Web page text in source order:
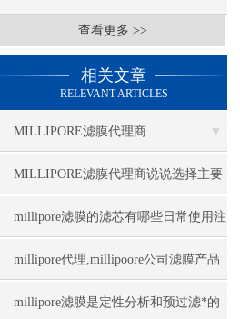
查看更多 >>
相关文章
RELEVANT ARTICLES
MILLIPORE滤膜代理商
MILLIPORE滤膜代理商说说选择主要
看哪些参数
millipore滤膜的滤芯有哪些日常使用注
意事项
millipore代理,millipoore公司滤膜产品
目录
millipore滤膜是定性分析和预过滤*的